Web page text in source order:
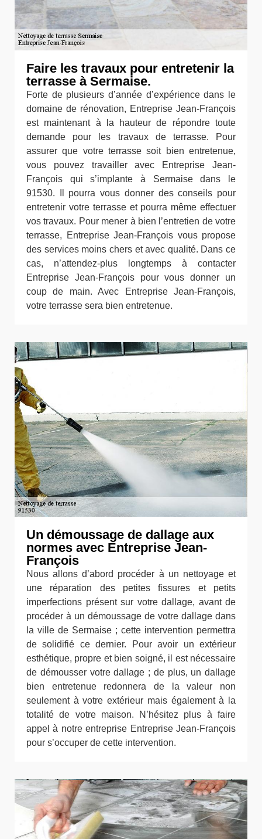
Faire les travaux pour entretenir la
terrasse à Sermaise.
Forte de plusieurs d’année d’expérience dans le
domaine de rénovation, Entreprise Jean-François
est maintenant à la hauteur de répondre toute
demande pour les travaux de terrasse. Pour
assurer que votre terrasse soit bien entretenue,
vous pouvez travailler avec Entreprise Jean-
François qui s’implante à Sermaise dans le
91530. Il pourra vous donner des conseils pour
entretenir votre terrasse et pourra même effectuer
vos travaux. Pour mener à bien l’entretien de votre
terrasse, Entreprise Jean-François vous propose
des services moins chers et avec qualité. Dans ce
cas, n’attendez-plus longtemps à contacter
Entreprise Jean-François pour vous donner un
coup de main. Avec Entreprise Jean-François,
votre terrasse sera bien entretenue.
Un démoussage de dallage aux
normes avec Entreprise Jean-
François
Nous allons d’abord procéder à un nettoyage et
une réparation des petites fissures et petits
imperfections présent sur votre dallage, avant de
procéder à un démoussage de votre dallage dans
la ville de Sermaise ; cette intervention permettra
de solidifié ce dernier. Pour avoir un extérieur
esthétique, propre et bien soigné, il est nécessaire
de démousser votre dallage ; de plus, un dallage
bien entretenue redonnera de la valeur non
seulement à votre extérieur mais également à la
totalité de votre maison. N’hésitez plus à faire
appel à notre entreprise Entreprise Jean-François
pour s’occuper de cette intervention.